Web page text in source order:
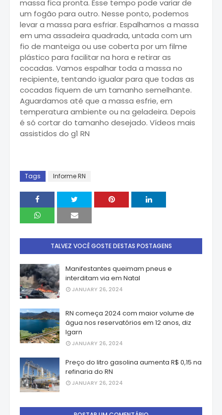
massa fica pronta. Esse tempo pode variar de
um fogão para outro. Nesse ponto, podemos
levar a massa para esfriar. Espalhamos a massa
em uma assadeira quadrada, untada com um
fio de manteiga ou use coberta por um filme
plástico para facilitar na hora e retirar as
cocadas. Vamos espalhar toda a massa no
recipiente, tentando igualar para que todas as
cocadas fiquem de um tamanho semelhante.
Aguardamos até que a massa esfrie, em
temperatura ambiente ou na geladeira. Depois
é só cortar do tamanho desejado. Vídeos mais
assistidos do g1 RN
Tags Informe RN
TALVEZ VOCÊ GOSTE DESTAS POSTAGENS
Manifestantes queimam pneus e
interditam via em Natal
JANUARY 26, 2024
RN começa 2024 com maior volume de
água nos reservatórios em 12 anos, diz
Igarn
JANUARY 26, 2024
Preço do litro gasolina aumenta R$ 0,15 na
refinaria do RN
JANUARY 26, 2024